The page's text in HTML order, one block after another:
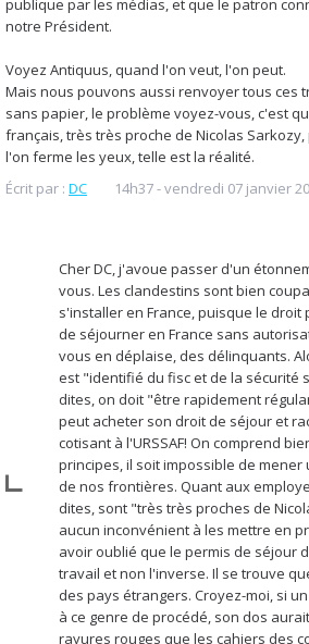
publique par les médias, et que le patron
notre Président.
Voyez Antiquus, quand l'on veut, l'on peut.
Mais nous pouvons aussi renvoyer tous ces
sans papier, le problème voyez-vous, c'est
français, très très proche de Nicolas
l'on ferme les yeux, telle est la réalité.
Écrit par : DC 14h37-vendredi 07 janvier
Cher DC, j'avoue passer d'un
vous. Les clandestins sont bien
s'installer en France, puisque le
de séjourner en France sans
vous en déplaise, des délinquants.
est "identifié du fisc et de la sécurité
dites, on doit "être rapidement
peut acheter son droit de séjour et
cotisant à l'URSSAF! On comprend
principes, il soit impossible de
de nos frontières. Quant aux
dites, sont "très très proches de
aucun inconvénient à les mettre en
avoir oublié que le permis de séjour
travail et non l'inverse. Il se trouve
des pays étrangers. Croyez-moi, si
à ce genre de procédé, son dos
rayures rouges que les cahiers des